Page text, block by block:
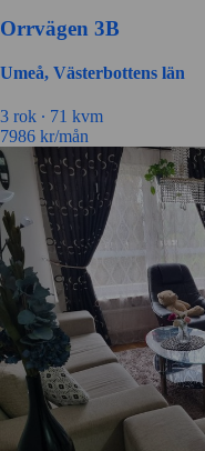
Orrvägen 3B
Umeå, Västerbottens län
3 rok ∙ 71 kvm
7986 kr/mån